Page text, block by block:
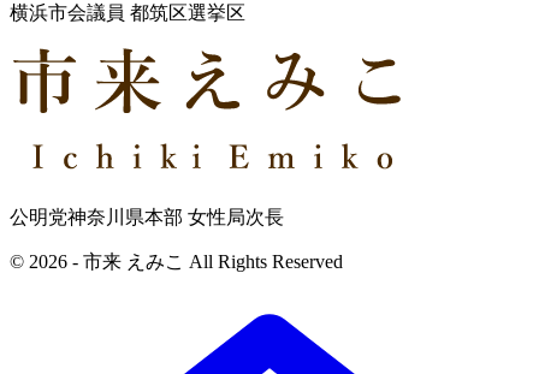
横浜市会議員 都筑区選挙区
公明党神奈川県本部 女性局次長
© 2026 - 市来 えみこ All Rights Reserved